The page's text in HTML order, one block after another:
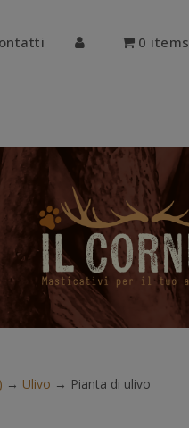
0 items
→ Ulivo → Pianta di ulivo